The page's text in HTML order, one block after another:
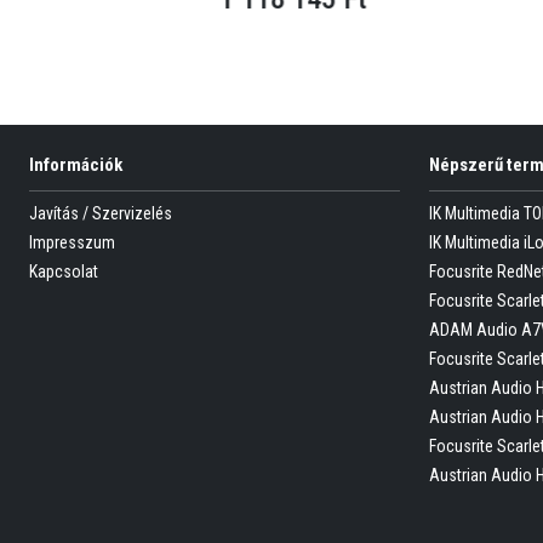
Információk
Javítás / Szervizelés
Impresszum
Kapcsolat
Népszerű
IK Multimedia
IK Multimedia
Focusrite
Focusrite
ADAM Audio
Focusrite
Austrian Audio
Austrian Audio
Focusrite
Austrian Audio